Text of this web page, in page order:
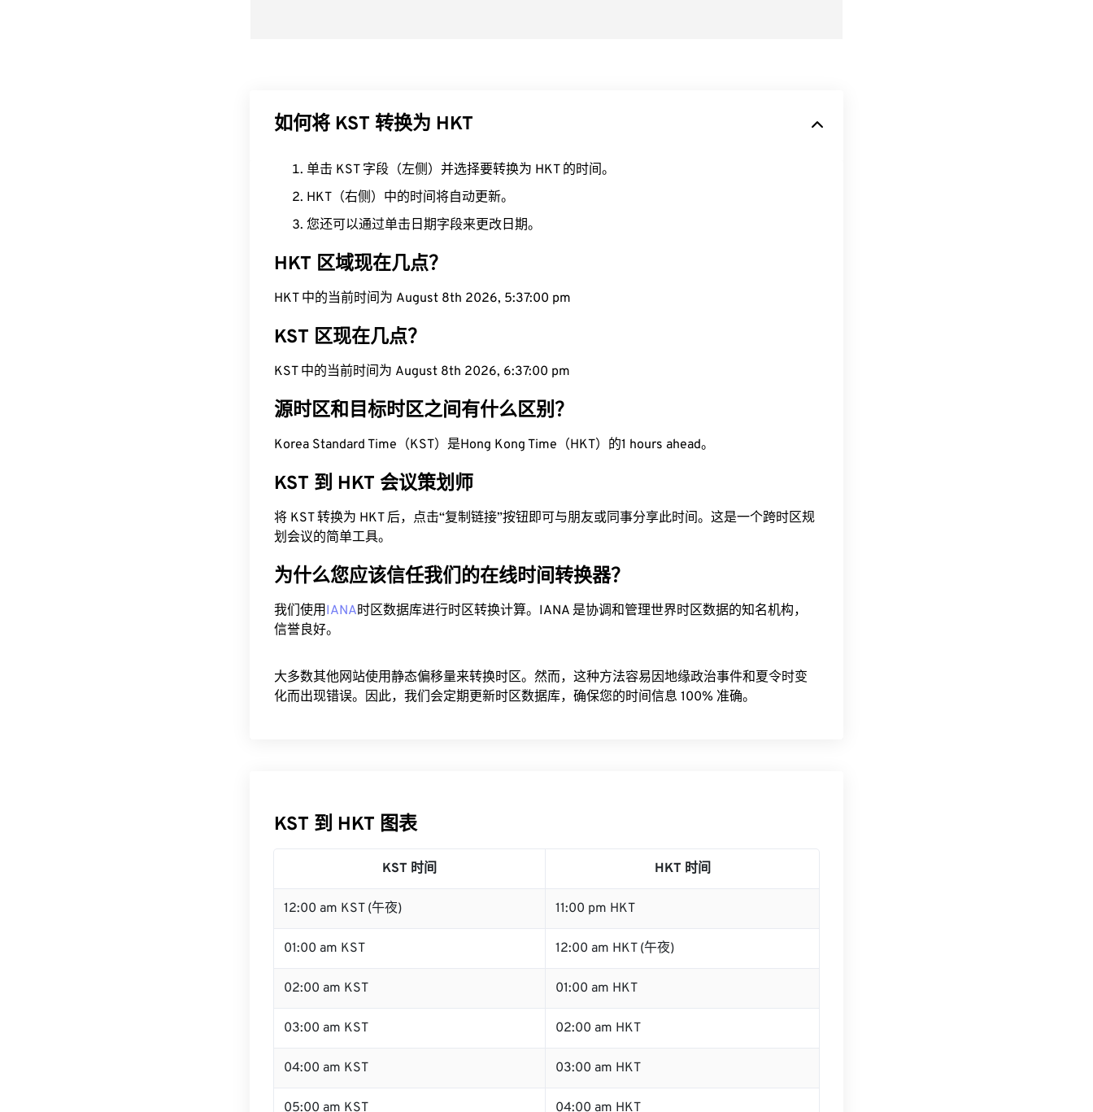
如何将 KST 转换为 HKT
单击 KST 字段（左侧）并选择要转换为 HKT 的时间。
HKT（右侧）中的时间将自动更新。
您还可以通过单击日期字段来更改日期。
HKT 区域现在几点？
HKT 中的当前时间为 August 8th 2026, 5:37:01 pm
KST 区现在几点？
KST 中的当前时间为 August 8th 2026, 6:37:01 pm
源时区和目标时区之间有什么区别？
Korea Standard Time（KST）是Hong Kong Time（HKT）的1 hours ahead。
KST 到 HKT 会议策划师
将 KST 转换为 HKT 后，点击“复制链接”按钮即可与朋友或同事分享此时间。这是一个跨时区规
划会议的简单工具。
为什么您应该信任我们的在线时间转换器？
我们使用IANA时区数据库进行时区转换计算。IANA 是协调和管理世界时区数据的知名机构，
信誉良好。
大多数其他网站使用静态偏移量来转换时区。然而，这种方法容易因地缘政治事件和夏令时变
化而出现错误。因此，我们会定期更新时区数据库，确保您的时间信息 100% 准确。
KST 到 HKT 图表
KST 时间 HKT 时间
12:00 am KST (午夜) 11:00 pm HKT
01:00 am KST 12:00 am HKT (午夜)
02:00 am KST 01:00 am HKT
03:00 am KST 02:00 am HKT
04:00 am KST 03:00 am HKT
05:00 am KST 04:00 am HKT